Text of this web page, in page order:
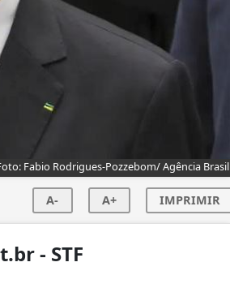
Fabio Rodrigues-Pozzebom/ Agência Brasil
A- A+ IMPRIMIR
- STF